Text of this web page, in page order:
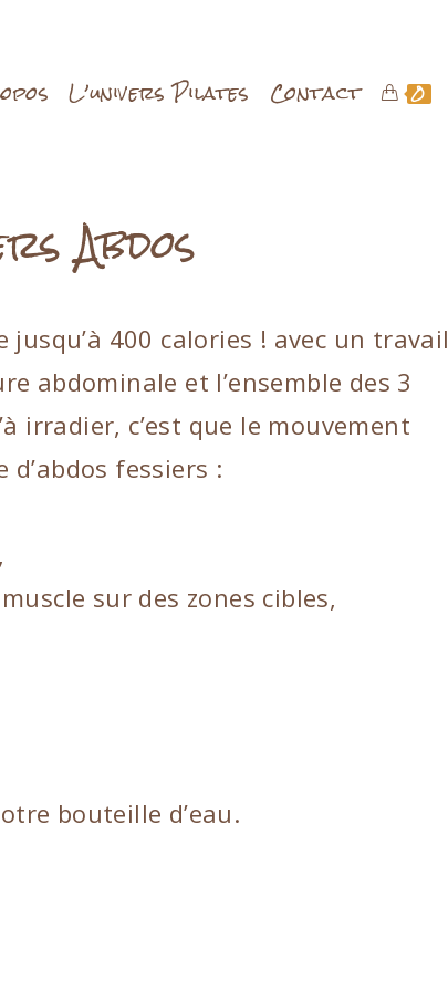
L’univers Pilates Contact 0
Abdos
400 calories ! avec un travail
abdominale et l’ensemble des 3
irradier, c’est que le mouvement
fessiers :
sur des zones cibles,
bouteille d’eau.